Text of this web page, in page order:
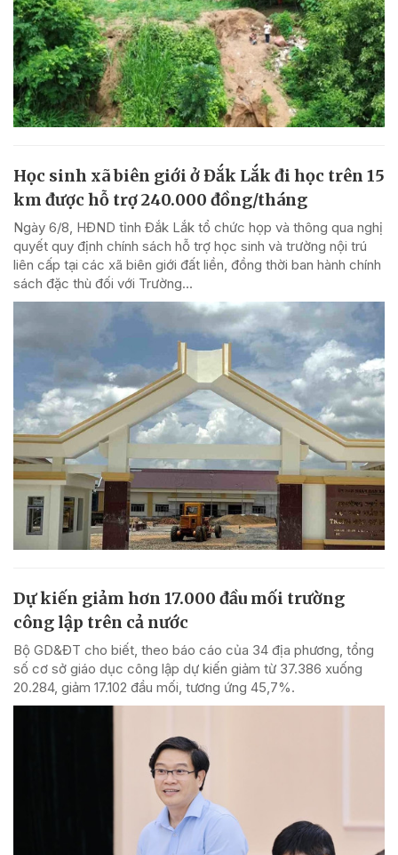
Học sinh xã biên giới ở Đắk Lắk đi học trên 15
km được hỗ trợ 240.000 đồng/tháng
Ngày 6/8, HĐND tỉnh Đắk Lắk tổ chức họp và thông qua nghị
quyết quy định chính sách hỗ trợ học sinh và trường nội trú
liên cấp tại các xã biên giới đất liền, đồng thời ban hành chính
sách đặc thù đối với Trường...
Dự kiến giảm hơn 17.000 đầu mối trường
công lập trên cả nước
Bộ GD&ĐT cho biết, theo báo cáo của 34 địa phương, tổng
số cơ sở giáo dục công lập dự kiến giảm từ 37.386 xuống
20.284, giảm 17.102 đầu mối, tương ứng 45,7%.